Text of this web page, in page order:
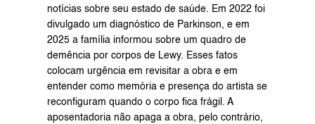
notícias sobre seu estado de saúde. Em 2022 foi
divulgado um diagnóstico de Parkinson, e em
2025 a família informou sobre um quadro de
demência por corpos de Lewy. Esses fatos
colocam urgência em revisitar a obra e em
entender como memória e presença do artista se
reconfiguram quando o corpo fica frágil. A
aposentadoria não apaga a obra, pelo contrário,